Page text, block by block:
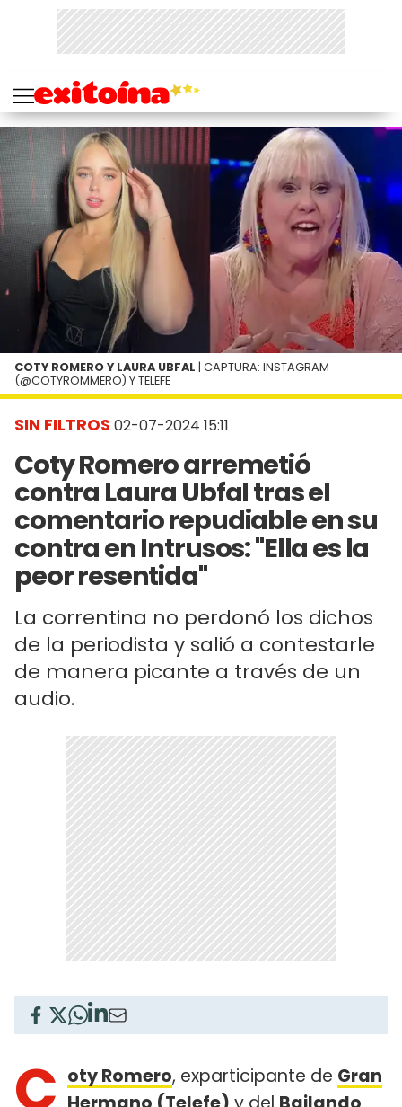
SIN FILTROS 02-07-2024 15:11
Coty Romero arremetió
contra Laura Ubfal tras el
comentario repudiable en su
contra en Intrusos: "Ella es la
peor resentida"
La correntina no perdonó los dichos
de la periodista y salió a contestarle
de manera picante a través de un
audio.
COTY ROMERO Y LAURA UBFAL | CAPTURA: INSTAGRAM
(@COTYROMMERO) Y TELEFE
C oty Romero, exparticipante de Gran